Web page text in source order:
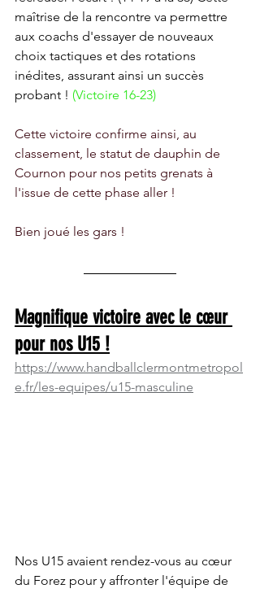
maîtrise de la rencontre va permettre
aux coachs d'essayer de nouveaux
choix tactiques et des rotations
inédites, assurant ainsi un succès
probant ! (Victoire 16-23)
Cette victoire confirme ainsi, au
classement, le statut de dauphin de
Cournon pour nos petits grenats à
l'issue de cette phase aller !
Bien joué les gars !
Magnifique victoire avec le cœur
pour nos U15 !
https://www.handballclermontmetropol
e.fr/les-equipes/u15-masculine
Nos U15 avaient rendez-vous au cœur
du Forez pour y affronter l'équipe de